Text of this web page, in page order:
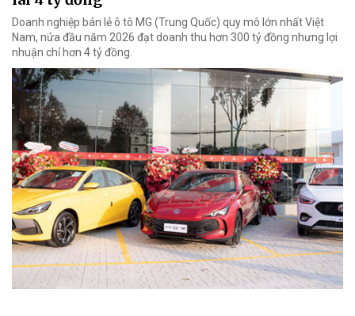
Doanh nghiệp bán lẻ ô tô MG (Trung Quốc) quy mô lớn nhất Việt
Nam, nửa đầu năm 2026 đạt doanh thu hơn 300 tỷ đồng nhưng lợi
nhuận chỉ hơn 4 tỷ đồng.